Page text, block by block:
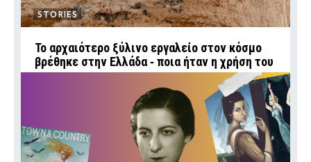
STORIES
Το αρχαιότερο ξύλινο εργαλείο στον κόσμο
βρέθηκε στην Ελλάδα ‑ ποια ήταν η χρήση του